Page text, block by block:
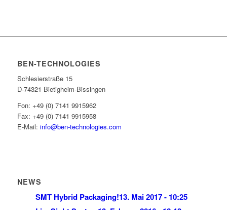
BEN-TECHNOLOGIES
Schlesierstraße 15
D-74321 Bietigheim-Bissingen
Fon: +49 (0) 7141 9915962
Fax: +49 (0) 7141 9915958
E-Mail: info@ben-technologies.com
NEWS
SMT Hybrid Packaging!13. Mai 2017 - 10:25